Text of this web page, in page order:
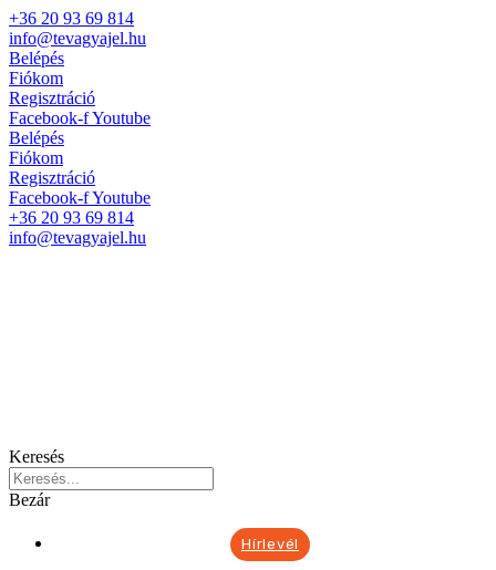
+36 20 93 69 814
info@tevagyajel.hu
Belépés
Fiókom
Regisztráció
Facebook-fYoutube
Belépés
Fiókom
Regisztráció
Facebook-fYoutube
+36 20 93 69 814
info@tevagyajel.hu
Keresés
Bezár
Hírlevél